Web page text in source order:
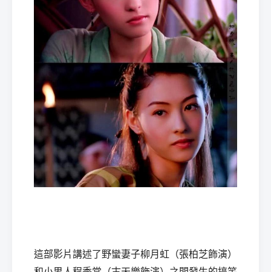
這部影片講述了野蠻妻子柳月虹（張柏芝飾演）